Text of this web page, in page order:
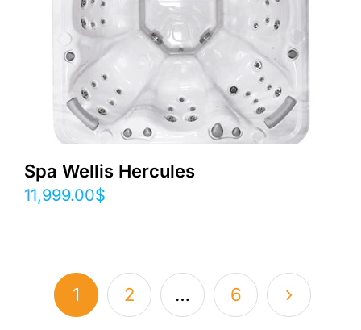
Spa Wellis Hercules
11,999.00$
1 2 … 6